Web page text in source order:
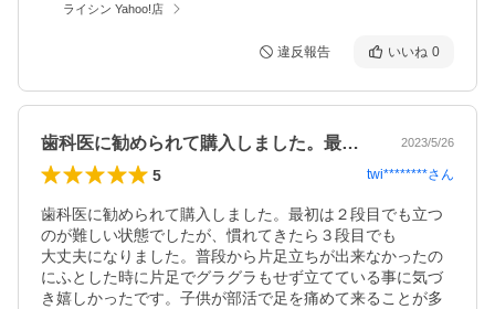
ライシン Yahoo!店
違反報告 いいね 0
歯科医に勧められて購入しました。最初は… 2023/5/26
5 twi********さん
歯科医に勧められて購入しました。最初は２段目でも立つ
のが難しい状態でしたが、慣れてきたら３段目でも
大丈夫になりました。普段から片足立ちが出来なかったの
にふとした時に片足でグラグラもせず立てている事に気づ
き嬉しかったです。子供が部活で足を痛めて来ることが多